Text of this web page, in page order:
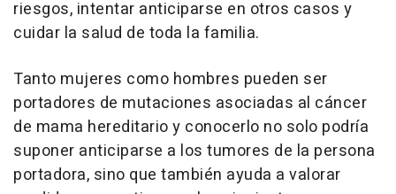
riesgos, intentar anticiparse en otros casos y
cuidar la salud de toda la familia.
Tanto mujeres como hombres pueden ser
portadores de mutaciones asociadas al cáncer
de mama hereditario y conocerlo no solo podría
suponer anticiparse a los tumores de la persona
portadora, sino que también ayuda a valorar